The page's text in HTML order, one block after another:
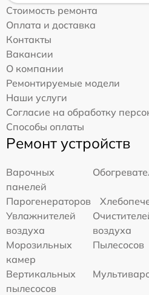
Стоимость ремонта
Оплата и доставка
Контакты
Вакансии
О компании
Ремонтируемые модели
Наши услуги
Согласие на обработку
Способы оплаты
Ремонт устройств
Варочных
панелей
Парогенераторов
Увлажнителей
воздуха
воздуха
Морозильных
камер
Пылесосов
Вертикальных
пылесосов